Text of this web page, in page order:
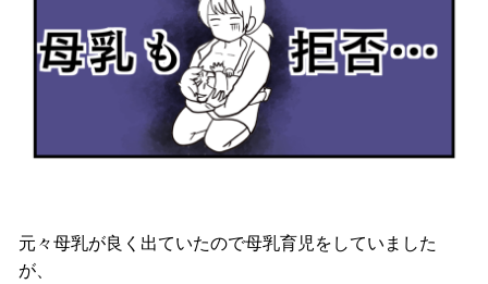
元々母乳が良く出ていたので母乳育児をしていました
が、